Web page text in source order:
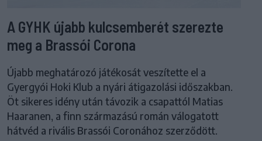
A GYHK újabb kulcsemberét szerezte
meg a Brassói Corona
Újabb meghatározó játékosát veszítette el a
Gyergyói Hoki Klub a nyári átigazolási időszakban.
Öt sikeres idény után távozik a csapattól Matias
Haaranen, a finn származású román válogatott
hátvéd a rivális Brassói Coronához szerződött.